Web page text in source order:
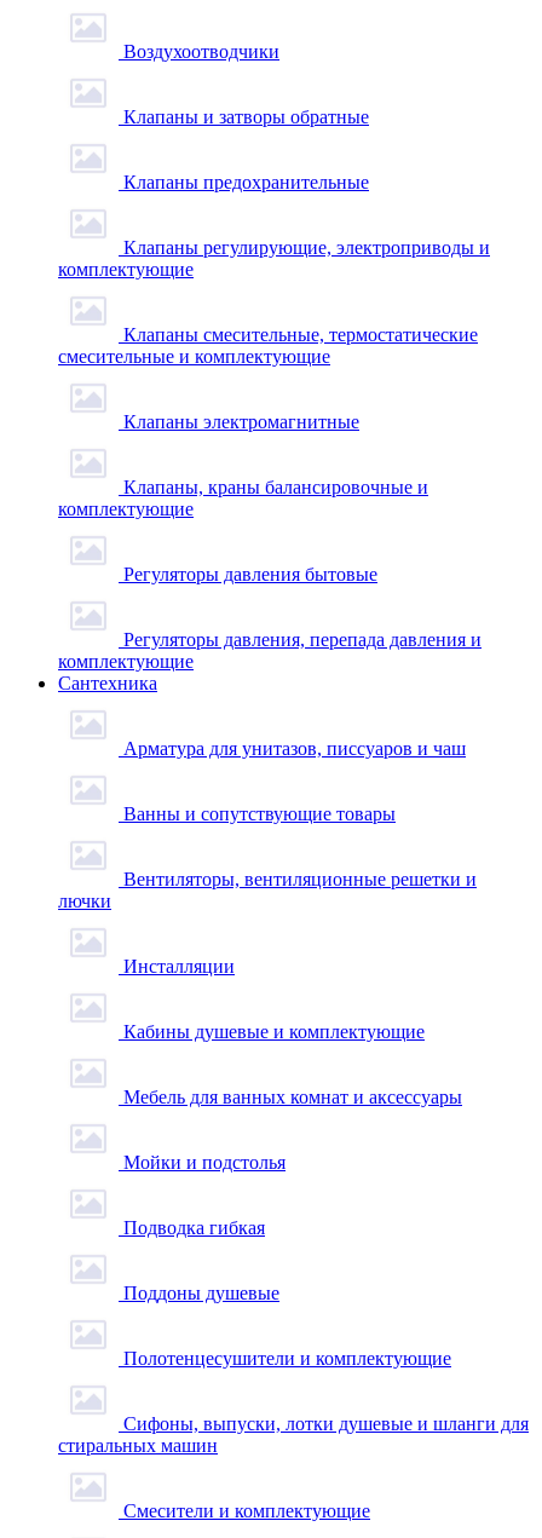
Воздухоотводчики
Клапаны и затворы обратные
Клапаны предохранительные
Клапаны регулирующие, электроприводы и
комплектующие
Клапаны смесительные, термостатические
смесительные и комплектующие
Клапаны электромагнитные
Клапаны, краны балансировочные и
комплектующие
Регуляторы давления бытовые
Регуляторы давления, перепада давления и
комплектующие
Сантехника
Арматура для унитазов, писсуаров и чаш
Ванны и сопутствующие товары
Вентиляторы, вентиляционные решетки и
лючки
Инсталляции
Кабины душевые и комплектующие
Мебель для ванных комнат и аксессуары
Мойки и подстолья
Подводка гибкая
Поддоны душевые
Полотенцесушители и комплектующие
Сифоны, выпуски, лотки душевые и шланги для
стиральных машин
Смесители и комплектующие